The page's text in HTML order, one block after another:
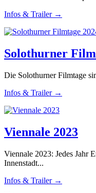
Infos & Trailer →
Solothurner
Die Solothurner Filmtage
Infos & Trailer →
Viennale 2023
Viennale 2023: Jedes Jahr
Innenstadt...
Infos & Trailer →